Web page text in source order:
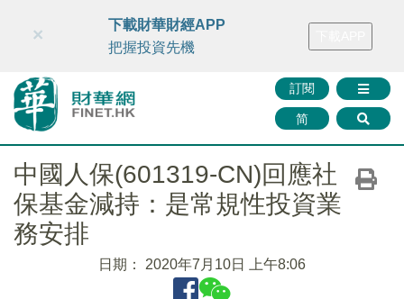
財華智庫網 FINTV FINMETA 財華證券 媒體矩陣
訂閱
简
×
下載財華財經APP
把握投資先機
中國人保(601319-CN)回應社
保基金減持：是常規性投資業
務安排
日期： 2020年7月10日 上午8:06